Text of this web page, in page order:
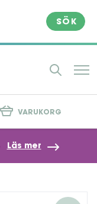
SÖK
VARUKORG
Läs mer